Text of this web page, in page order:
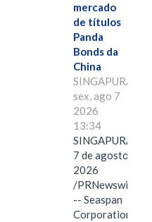
mercado
de títulos
Panda
Bonds da
China
SINGAPURA,
sex, ago 7
2026
13:34
SINGAPURA,
7 de agosto de
2026
/PRNewswire/
-- Seaspan
Corporation